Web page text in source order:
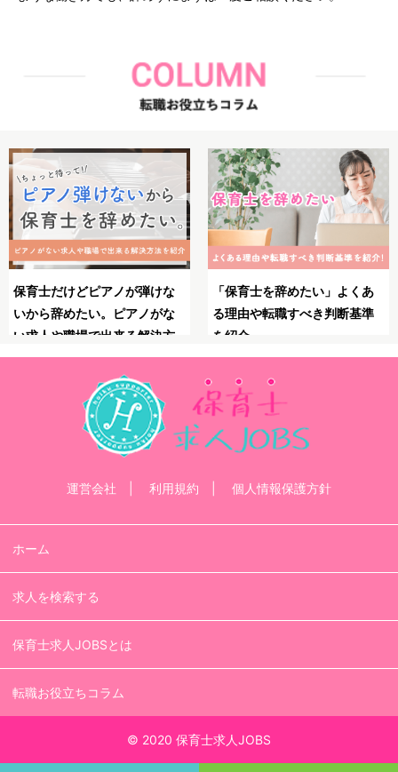
保育士としてのブランクが不
安！復職・再就職の前にやっ
ておくべきことや必要な準備
を解説！
保育士のやりがいとは？
力・大変さ・やりがいを
運営会社 利用規約 個人情報保護方針
ホーム
求人を検索する
保育士求人JOBSとは
転職お役立ちコラム
© 2020 保育士求人JOBS